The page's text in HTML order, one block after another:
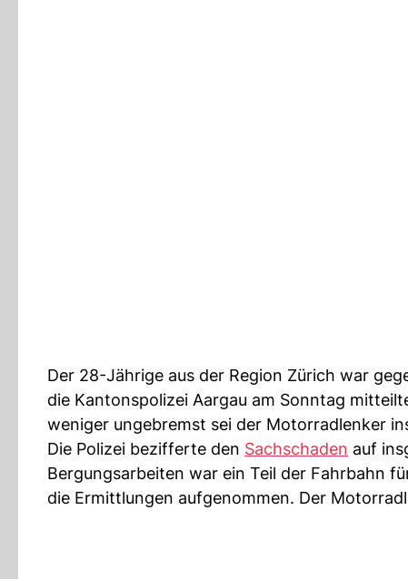
Der 28-Jährige aus der Region Zürich war
die Kantonspolizei Aargau am Sonntag
weniger ungebremst sei der Motorradlenker
Die Polizei bezifferte den Sachschaden auf
Bergungsarbeiten war ein Teil der Fahrbahn
die Ermittlungen aufgenommen. Der